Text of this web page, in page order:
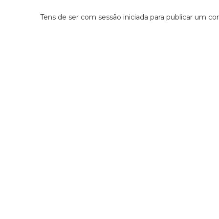
Tens de ser com sessão iniciada para publicar um